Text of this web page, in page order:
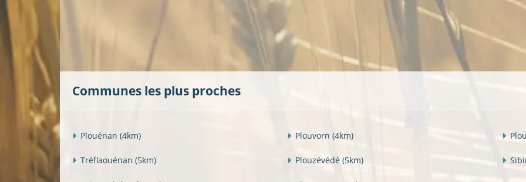
Communes les plus proches
Plouénan (4km) Plouvorn (4km)
Tréflaouénan (5km) Plouzévédé (5km)